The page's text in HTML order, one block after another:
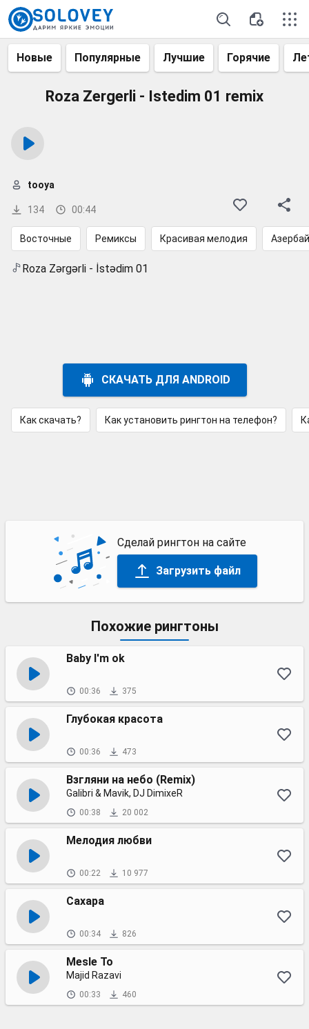
Новые Популярные Лучшие Горячие
Roza Zergerli - Istedim 01 remix
134 00:44
tooya
Восточные Ремиксы Красивая мелодия
Roza Zərgərli - İstədim 01
СКАЧАТЬ ДЛЯ ANDROID
Как скачать? Как установить рингтон на телефон?
Сделай рингтон на сайте
Загрузить файл
Похожие рингтоны
Baby I'm ok
00:36 375
Глубокая красота
00:36 473
Взгляни на небо (Remix)
Galibri & Mavik, DJ DimixeR
00:38 20 002
Мелодия любви
00:22 10 977
Сахара
00:34 826
Mesle To
Majid Razavi
00:33 460